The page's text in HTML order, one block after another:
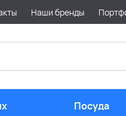
Наши бренды
Посуда